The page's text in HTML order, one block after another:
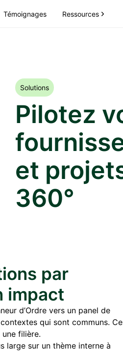
Témoignages Ressources
Solutions
Pilotez
et
360°
par
impact
d’Ordre vers un panel de
qui sont communs.
filière.
large sur un thème interne à